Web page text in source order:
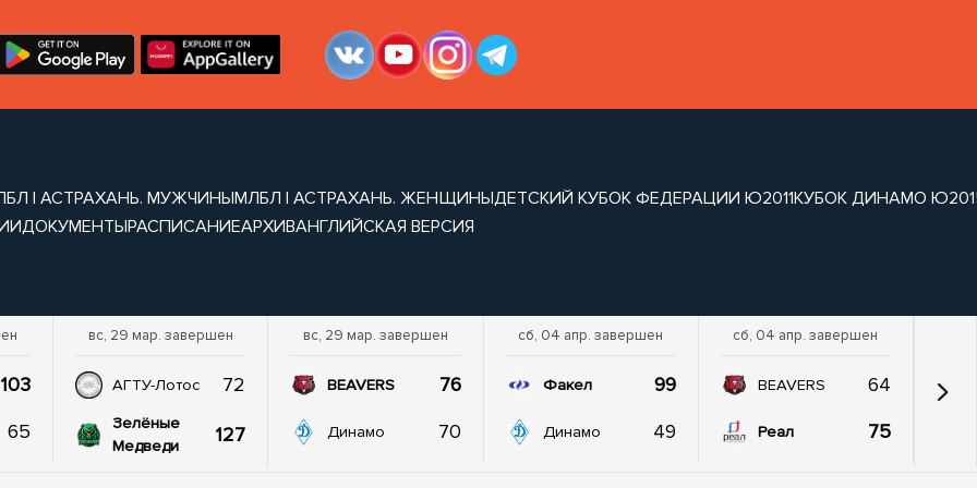
| АСТРАХАНЬ. МУЖЧИНЫМЛБЛ | АСТРАХАНЬ. ЖЕНЩИНЫДЕТСКИЙ КУБОК ФЕДЕРАЦИИ Ю2011КУБОК ДИНАМО
ДОКУМЕНТЫРАСПИСАНИЕАРХИВАНГЛИЙСКАЯ ВЕРСИЯ
103
65
вс, 29 мар. завершен
АГТУ-Лотос 72
Зелёные
Медведи
127
вс, 29 мар. завершен
BEAVERS 76
Динамо 70
сб, 04 апр. завершен
Факел 99
Динамо 49
сб, 04 апр. завершен
BEAVERS 64
Реал 75